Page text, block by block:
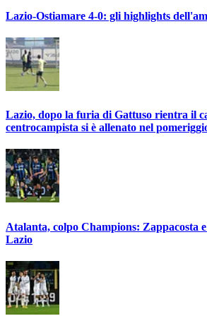
Lazio-Ostiamare 4-0: gli highlights
Lazio, dopo la furia di Gattuso rientra il
centrocampista si è allenato nel
Atalanta, colpo Champions: Zappacosta
Lazio